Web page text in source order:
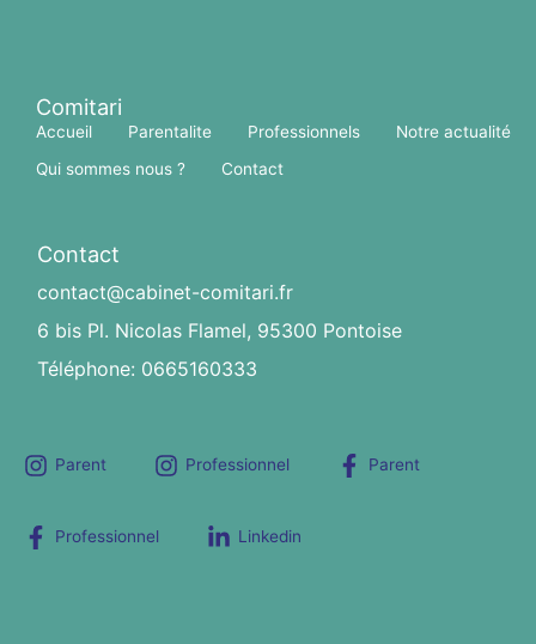
Comitari
Accueil Parentalite Professionnels
Notre actualité
Qui sommes nous ?
Contact
Contact
contact@cabinet-comitari.fr
6 bis Pl. Nicolas Flamel, 95300 Pontoise
Téléphone: 0665160333
Parent Professionnel Parent
Professionnel Linkedin